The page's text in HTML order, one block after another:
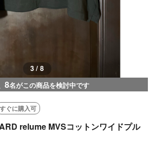
3 / 8
8名がこの商品を検討中です
すぐに購入可
relume MVSコットンワイドプル